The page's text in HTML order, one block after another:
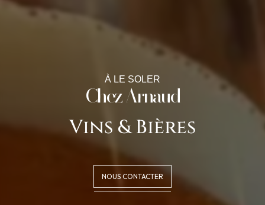
Vins & Bières
Chez Arnaud
À LE SOLER
NOUS CONTACTER